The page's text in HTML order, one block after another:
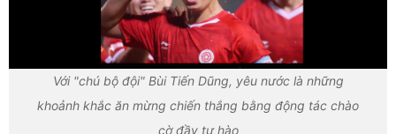
Với "chú bộ đội" Bùi Tiến Dũng, yêu nước là những
khoảnh khắc ăn mừng chiến thắng bằng động tác chào
cờ đầy tự hào